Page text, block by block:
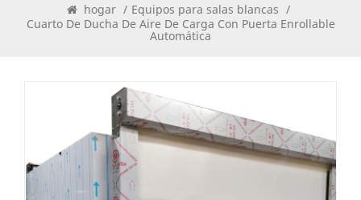
hogar / Equipos para salas blancas /
Cuarto De Ducha De Aire De Carga Con Puerta Enrollable
Automática